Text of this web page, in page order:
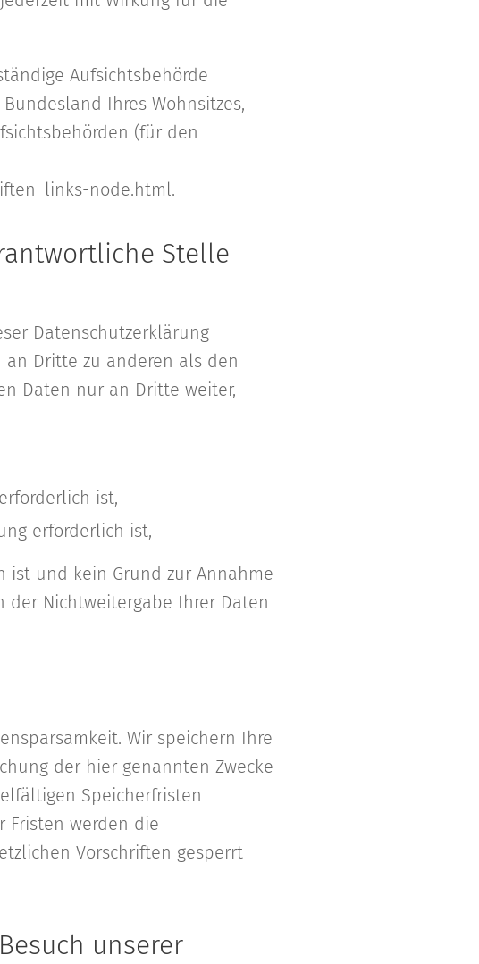
Aufsichtsbehörde
Ihres Wohnsitzes,
(für den
node.html.
Stelle
Datenschutzerklärung
Dritte zu anderen als den
Daten nur an Dritte weiter,
ist,
erforderlich ist,
ist und kein Grund zur Annahme
der Nichtweitergabe Ihrer Daten
Wir speichern Ihre
der hier genannten Zwecke
Speicherfristen
Fristen werden die
Vorschriften gesperrt
unserer